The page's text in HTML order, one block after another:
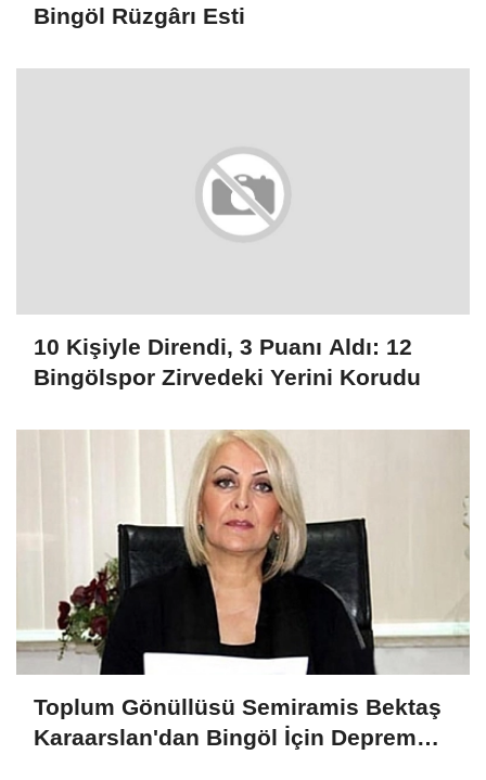
Bingöl Rüzgârı Esti
10 Kişiyle Direndi, 3 Puanı Aldı: 12
Bingölspor Zirvedeki Yerini Korudu
Toplum Gönüllüsü Semiramis Bektaş
Karaarslan'dan Bingöl İçin Deprem